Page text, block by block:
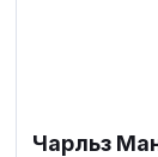
Чарльз